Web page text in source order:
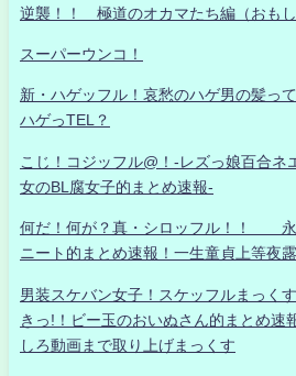
逆襲！！ 極道のオカマたち編（おもし
スーパーウンコ！
新・ハゲッフル！哀愁のハゲ男の髪っ
ハゲっTEL？
こじ！コジッフル@！-レズっ娘百合ネ
女のBL腐女子的まとめ速報-
何だ！何が？真・シロッフル！！
ニート的まとめ速報！一生童貞上等夜露
男装スケバン女子！スケッフルまっく
きっ!！ビー玉のおいぬさん的まとめ
しろ動画まで取り上げまっくす